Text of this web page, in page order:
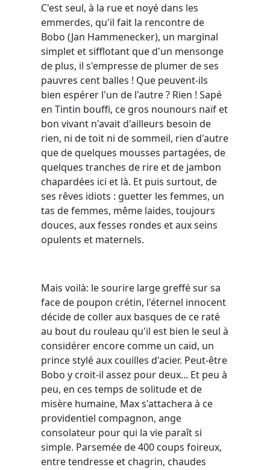
C'est seul, à la rue et noyé dans les
emmerdes, qu'il fait la rencontre de
Bobo (Jan Hammenecker), un marginal
simplet et sifflotant que d'un mensonge
de plus, il s'empresse de plumer de ses
pauvres cent balles ! Que peuvent-ils
bien espérer l'un de l'autre ? Rien ! Sapé
en Tintin bouffi, ce gros nounours naïf et
bon vivant n'avait d'ailleurs besoin de
rien, ni de toit ni de sommeil, rien d'autre
que de quelques mousses partagées, de
quelques tranches de rire et de jambon
chapardées ici et là. Et puis surtout, de
ses rêves idiots : guetter les femmes, un
tas de femmes, même laides, toujours
douces, aux fesses rondes et aux seins
opulents et maternels.
Mais voilà: le sourire large greffé sur sa
face de poupon crétin, l'éternel innocent
décide de coller aux basques de ce raté
au bout du rouleau qu'il est bien le seul à
considérer encore comme un caïd, un
prince stylé aux couilles d'acier. Peut-être
Bobo y croit-il assez pour deux... Et peu à
peu, en ces temps de solitude et de
misère humaine, Max s'attachera à ce
providentiel compagnon, ange
consolateur pour qui la vie paraît si
simple. Parsemée de 400 coups foireux,
entre tendresse et chagrin, chaudes